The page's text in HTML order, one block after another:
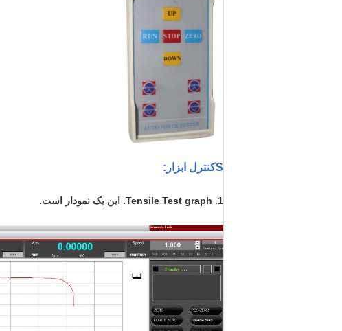
Sکنترل ابزار :
1. Tensile Test graph. این یک نمودار است.